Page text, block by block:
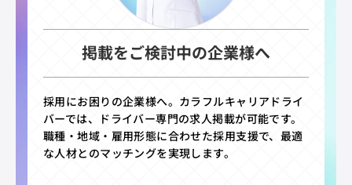
掲載をご検討中の企業様へ
採用にお困りの企業様へ。カラフルキャリアドライ
バーでは、ドライバー専門の求人掲載が可能です。
職種・地域・雇用形態に合わせた採用支援で、最適
な人材とのマッチングを実現します。